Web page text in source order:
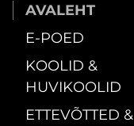
AVALEHT
E-POED
KOOLID &
HUVIKOOLID
ETTEVÕTTED &